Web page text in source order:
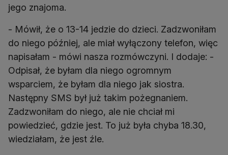
jego znajoma.
- Mówił, że o 13-14 jedzie do dzieci. Zadzwoniłam
do niego później, ale miał wyłączony telefon, więc
napisałam - mówi nasza rozmówczyni. I dodaje: -
Odpisał, że byłam dla niego ogromnym
wsparciem, że byłam dla niego jak siostra.
Następny SMS był już takim pożegnaniem.
Zadzwoniłam do niego, ale nie chciał mi
powiedzieć, gdzie jest. To już była chyba 18.30,
wiedziałam, że jest źle.